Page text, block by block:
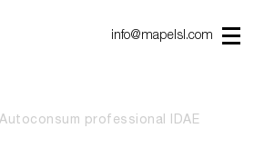
info@mapelsl.com
professional IDAE